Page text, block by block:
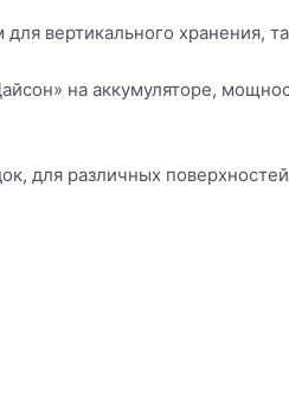
вертикального хранения,
на аккумуляторе,
для различных